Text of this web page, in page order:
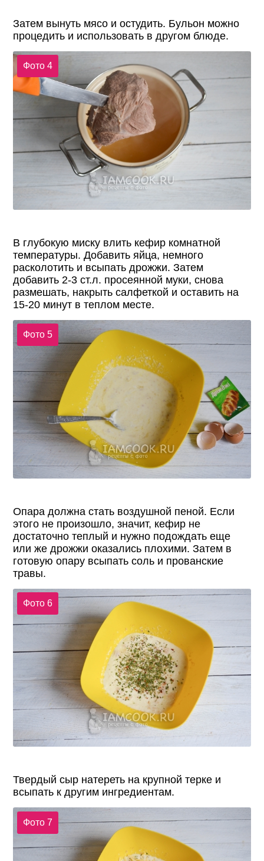
Затем вынуть мясо и остудить. Бульон можно
процедить и использовать в другом блюде.
Фото 4
В глубокую миску влить кефир комнатной
температуры. Добавить яйца, немного
расколотить и всыпать дрожжи. Затем
добавить 2-3 ст.л. просеянной муки, снова
размешать, накрыть салфеткой и оставить на
15-20 минут в теплом месте.
Фото 5
Опара должна стать воздушной пеной. Если
этого не произошло, значит, кефир не
достаточно теплый и нужно подождать еще
или же дрожжи оказались плохими. Затем в
готовую опару всыпать соль и прованские
травы.
Фото 6
Твердый сыр натереть на крупной терке и
всыпать к другим ингредиентам.
Фото 7